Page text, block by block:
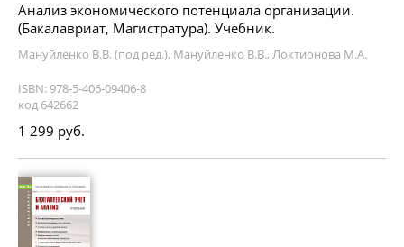
Анализ экономического потенциала организации.
(Бакалавриат, Магистратура). Учебник.
Мануйленко В.В. (под ред.), Мануйленко В.В., Локтионова М.А.
ISBN: 978-5-406-09406-8
код 642662
1 299 руб.